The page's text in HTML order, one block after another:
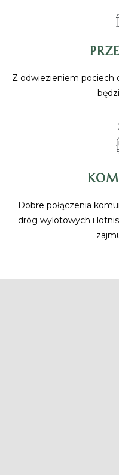
Z odwiezieniem pociech
Dobre połączenia
dróg wylotowych i